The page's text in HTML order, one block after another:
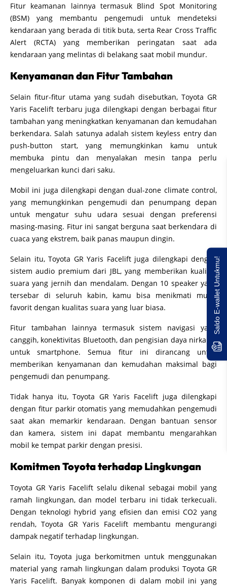
Fitur keamanan lainnya termasuk Blind Spot Monitoring
(BSM) yang membantu pengemudi untuk mendeteksi
kendaraan yang berada di titik buta, serta Rear Cross Traffic
Alert (RCTA) yang memberikan peringatan saat ada
kendaraan yang melintas di belakang saat mobil mundur.
Kenyamanan dan Fitur Tambahan
Selain fitur-fitur utama yang sudah disebutkan, Toyota GR
Yaris Facelift terbaru juga dilengkapi dengan berbagai fitur
tambahan yang meningkatkan kenyamanan dan kemudahan
berkendara. Salah satunya adalah sistem keyless entry dan
push-button start, yang memungkinkan kamu untuk
membuka pintu dan menyalakan mesin tanpa perlu
mengeluarkan kunci dari saku.
Mobil ini juga dilengkapi dengan dual-zone climate control,
yang memungkinkan pengemudi dan penumpang depan
untuk mengatur suhu udara sesuai dengan preferensi
masing-masing. Fitur ini sangat berguna saat berkendara di
cuaca yang ekstrem, baik panas maupun dingin.
Selain itu, Toyota GR Yaris Facelift juga dilengkapi dengan
sistem audio premium dari JBL, yang memberikan kualitas
suara yang jernih dan mendalam. Dengan 10 speaker yang
tersebar di seluruh kabin, kamu bisa menikmati musik
favorit dengan kualitas suara yang luar biasa.
Fitur tambahan lainnya termasuk sistem navigasi yang
canggih, konektivitas Bluetooth, dan pengisian daya nirkabel
untuk smartphone. Semua fitur ini dirancang untuk
memberikan kenyamanan dan kemudahan maksimal bagi
pengemudi dan penumpang.
Tidak hanya itu, Toyota GR Yaris Facelift juga dilengkapi
dengan fitur parkir otomatis yang memudahkan pengemudi
saat akan memarkir kendaraan. Dengan bantuan sensor
dan kamera, sistem ini dapat membantu mengarahkan
mobil ke tempat parkir dengan presisi.
Komitmen Toyota terhadap Lingkungan
Toyota GR Yaris Facelift selalu dikenal sebagai mobil yang
ramah lingkungan, dan model terbaru ini tidak terkecuali.
Dengan teknologi hybrid yang efisien dan emisi CO2 yang
rendah, Toyota GR Yaris Facelift membantu mengurangi
dampak negatif terhadap lingkungan.
Selain itu, Toyota juga berkomitmen untuk menggunakan
material yang ramah lingkungan dalam produksi Toyota GR
Yaris Facelift. Banyak komponen di dalam mobil ini yang
Saldo E-wallet Untukmu!